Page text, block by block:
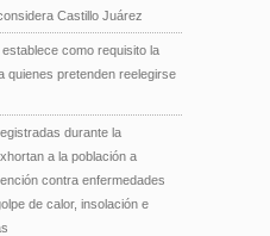
Castillo Juárez
como requisito la
quienes pretenden reelegirse
durante la
a la población a
contra enfermedades
de calor, insolación e